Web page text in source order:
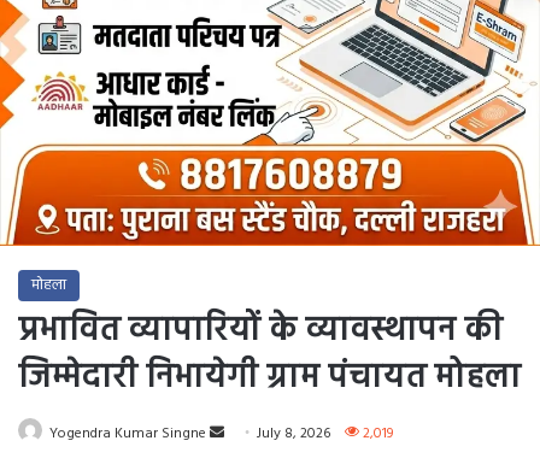
मोहला
प्रभावित व्यापारियों के व्यावस्थापन की
जिम्मेदारी निभायेगी ग्राम पंचायत मोहला
Yogendra Kumar Singne
Send July 8, 2026 2,019